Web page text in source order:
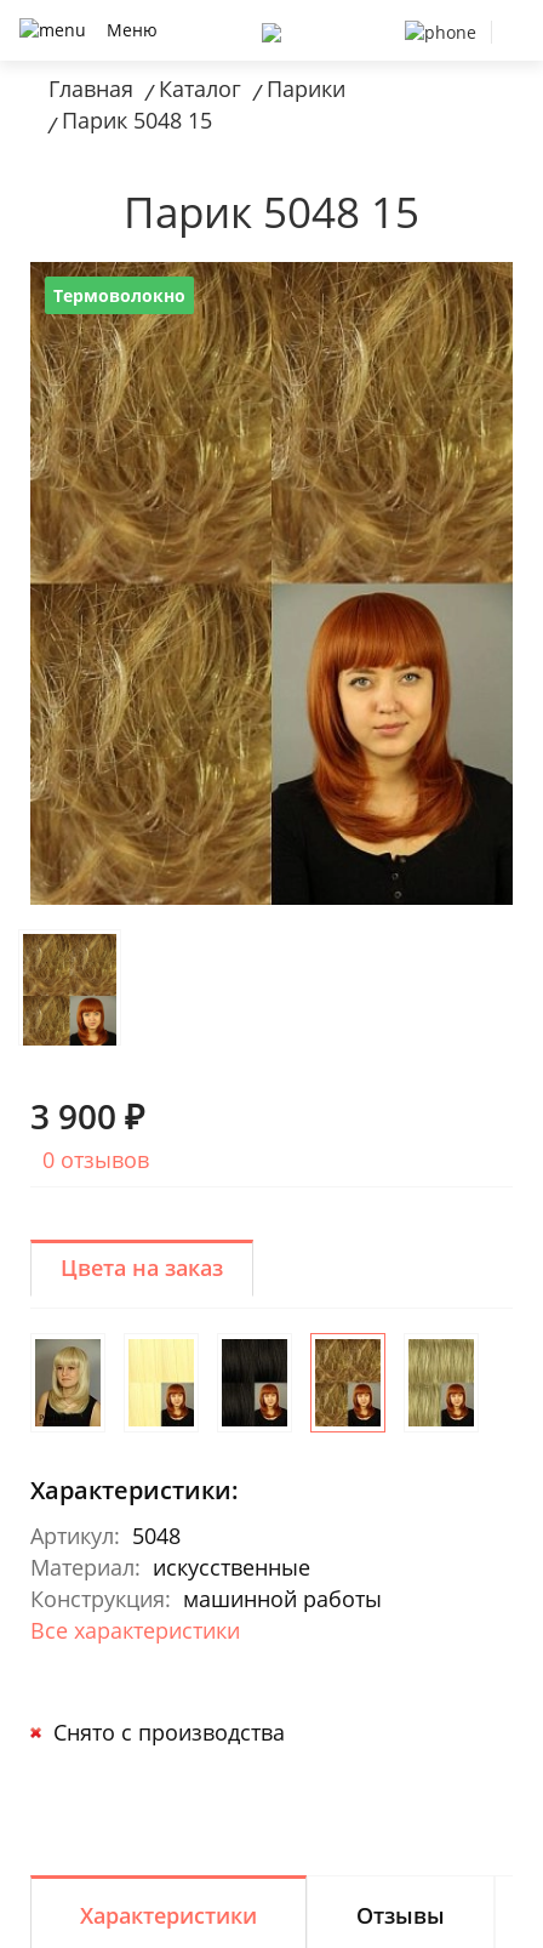
Меню
Главная / Каталог / Парики
/ Парик 5048 15
Парик 5048 15
Термоволокно
3 900 ₽
0 отзывов
Цвета на заказ
Характеристики:
Артикул: 5048
Материал: искусственные
Конструкция: машинной работы
Все характеристики
Снято с производства
Характеристики Отзывы